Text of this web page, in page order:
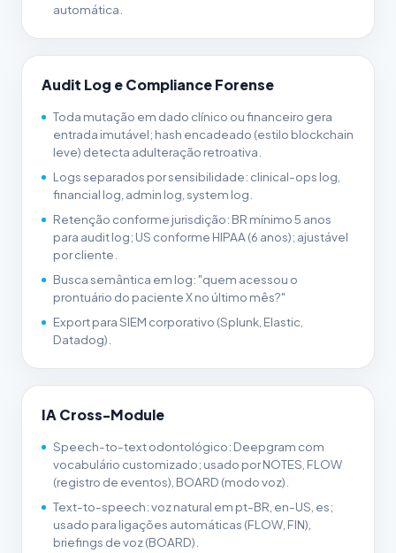
automática.
Audit Log e Compliance Forense
Toda mutação em dado clínico ou financeiro gera
entrada imutável; hash encadeado (estilo blockchain
leve) detecta adulteração retroativa.
Logs separados por sensibilidade: clinical-ops log,
financial log, admin log, system log.
Retenção conforme jurisdição: BR mínimo 5 anos
para audit log; US conforme HIPAA (6 anos); ajustável
por cliente.
Busca semântica em log: "quem acessou o
prontuário do paciente X no último mês?"
Export para SIEM corporativo (Splunk, Elastic,
Datadog).
IA Cross-Module
Speech-to-text odontológico: Deepgram com
vocabulário customizado; usado por NOTES, FLOW
(registro de eventos), BOARD (modo voz).
Text-to-speech: voz natural em pt-BR, en-US, es;
usado para ligações automáticas (FLOW, FIN),
briefings de voz (BOARD).